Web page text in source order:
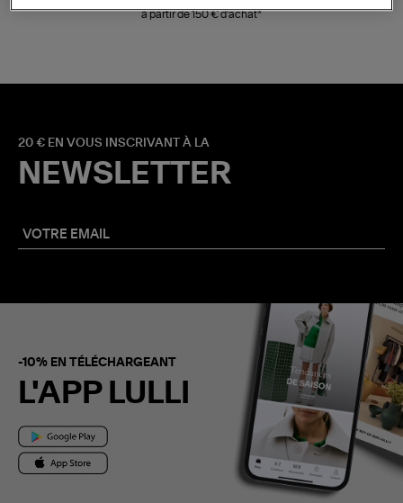
à partir de 150 € d'achat*
20 € EN VOUS INSCRIVANT À LA
NEWSLETTER
-10% EN TÉLÉCHARGEANT
L'APP LULLI